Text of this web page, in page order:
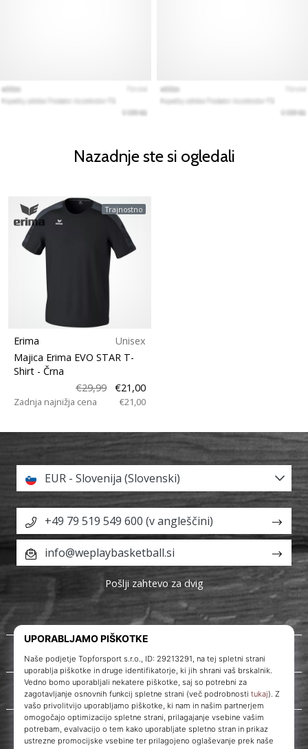
Nazadnje ste si ogledali
Trajnostno
Erima
Unisex
Majica Erima EVO STAR T-
Shirt - Črna
€29,99
€21,00
Zadnja najnižja cena €21,00
O nas
Storitve za stranke
EUR - Slovenija (Slovenski)
+49 79 519 549 600 (v angleščini)
info@weplaybasketball.si
Pošlji zahtevo za dvig